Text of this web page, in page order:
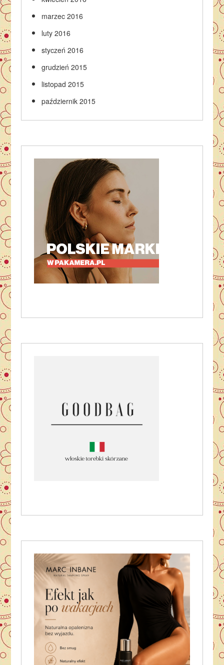
marzec 2016
luty 2016
styczeń 2016
grudzień 2015
listopad 2015
październik 2015